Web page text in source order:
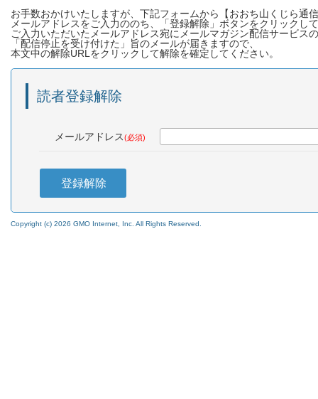
お手数おかけいたしますが、下記フォームから【おおち山くじら通
メールアドレスをご入力ののち、「登録解除」ボタンをクリックし
ご入力いただいたメールアドレス宛にメールマガジン配信サービス
「配信停止を受け付けた」旨のメールが届きますので、
本文中の解除URLをクリックして解除を確定してください。
読者登録解除
メールアドレス(必須)
登録解除
Copyright (c) 2026 GMO Internet, Inc. All Rights Reserved.